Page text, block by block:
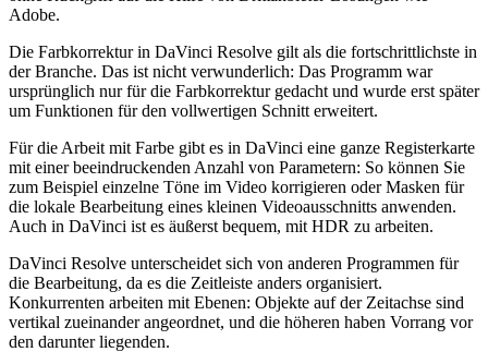
Adobe.
Die Farbkorrektur in DaVinci Resolve gilt als die fortschrittlichste in
der Branche. Das ist nicht verwunderlich: Das Programm war
ursprünglich nur für die Farbkorrektur gedacht und wurde erst später
um Funktionen für den vollwertigen Schnitt erweitert.
Für die Arbeit mit Farbe gibt es in DaVinci eine ganze Registerkarte
mit einer beeindruckenden Anzahl von Parametern: So können Sie
zum Beispiel einzelne Töne im Video korrigieren oder Masken für
die lokale Bearbeitung eines kleinen Videoausschnitts anwenden.
Auch in DaVinci ist es äußerst bequem, mit HDR zu arbeiten.
DaVinci Resolve unterscheidet sich von anderen Programmen für
die Bearbeitung, da es die Zeitleiste anders organisiert.
Konkurrenten arbeiten mit Ebenen: Objekte auf der Zeitachse sind
vertikal zueinander angeordnet, und die höheren haben Vorrang vor
den darunter liegenden.